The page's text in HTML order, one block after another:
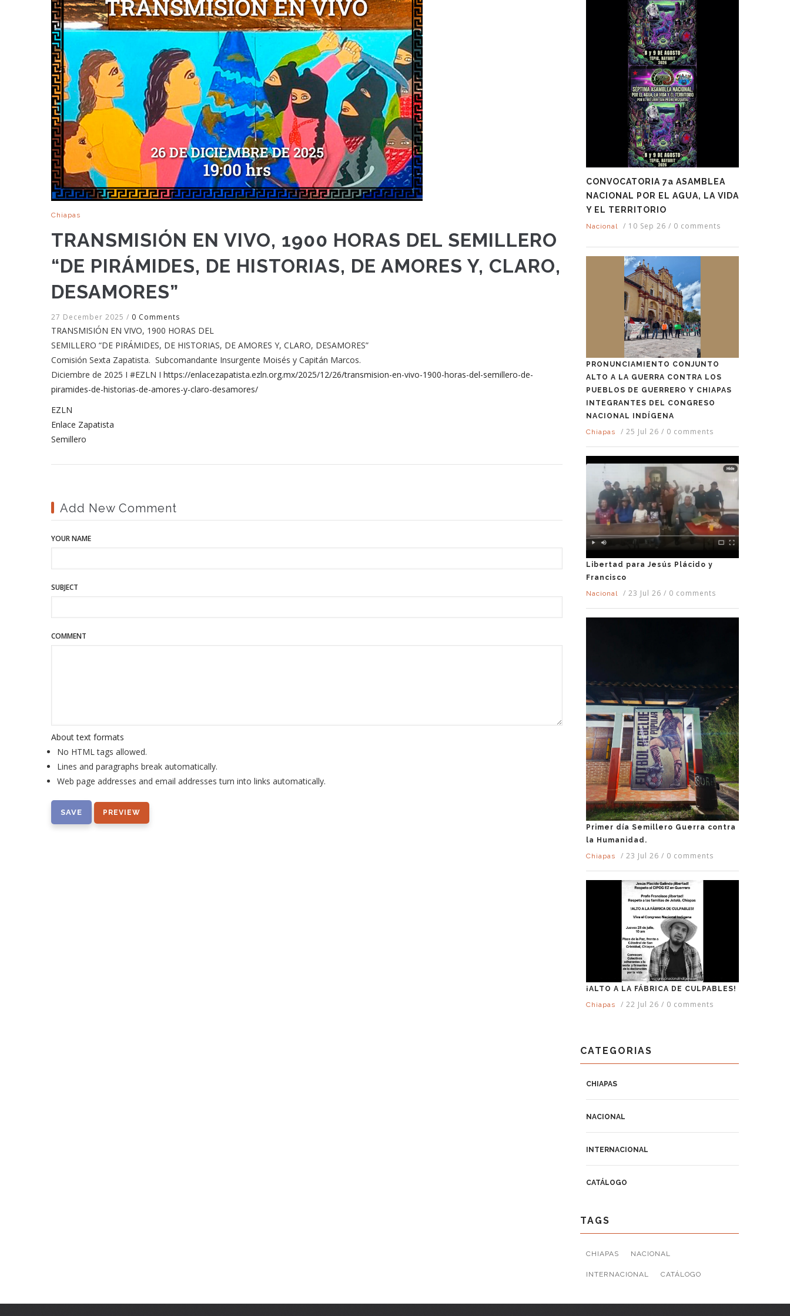
Chiapas
TRANSMISIÓN EN VIVO, 1900 HORAS DEL SEMILLERO
“DE PIRÁMIDES, DE HISTORIAS, DE AMORES Y, CLARO,
DESAMORES”
27 December 2025 / 0 Comments
TRANSMISIÓN EN VIVO, 1900 HORAS DEL
SEMILLERO “DE PIRÁMIDES, DE HISTORIAS, DE AMORES Y, CLARO, DESAMORES”
Comisión Sexta Zapatista. Subcomandante Insurgente Moisés y Capitán Marcos.
Diciembre de 2025 I #EZLN I https://enlacezapatista.ezln.org.mx/2025/12/26/transmision-en-vivo-1900-horas-del-semillero-de-
piramides-de-historias-de-amores-y-claro-desamores/
EZLN
Enlace Zapatista
Semillero
Add New Comment
YOUR NAME
SUBJECT
COMMENT
About text formats
No HTML tags allowed.
Lines and paragraphs break automatically.
Web page addresses and email addresses turn into links automatically.
CONVOCATORIA 7a ASAMBLEA
NACIONAL POR EL AGUA, LA VIDA
Y EL TERRITORIO
Nacional / 10 Sep 26 / 0 comments
PRONUNCIAMIENTO CONJUNTO
ALTO A LA GUERRA CONTRA LOS
PUEBLOS DE GUERRERO Y CHIAPAS
INTEGRANTES DEL CONGRESO
NACIONAL INDÍGENA
Chiapas
/ 25 Jul 26 / 0 comments
Libertad para Jesús Plácido y
Francisco
Nacional
/ 23 Jul 26 / 0 comments
Primer día Semillero Guerra contra
la Humanidad.
Chiapas
/ 23 Jul 26 / 0 comments
¡ALTO A LA FÁBRICA DE CULPABLES!
Chiapas
/ 22 Jul 26 / 0 comments
CATEGORIAS
CHIAPAS
NACIONAL
INTERNACIONAL
CATÁLOGO
TAGS
CHIAPAS NACIONAL
INTERNACIONAL CATÁLOGO